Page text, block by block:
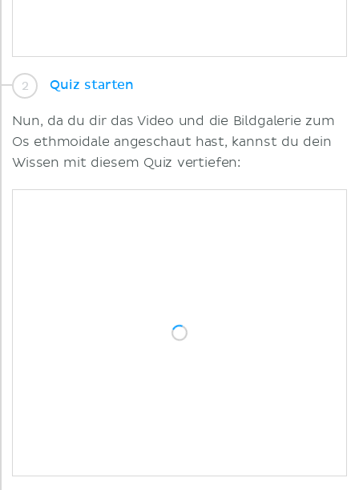
Quiz starten
Nun, da du dir das Video und die Bildgalerie zum
Os ethmoidale angeschaut hast, kannst du dein
Wissen mit diesem Quiz vertiefen: